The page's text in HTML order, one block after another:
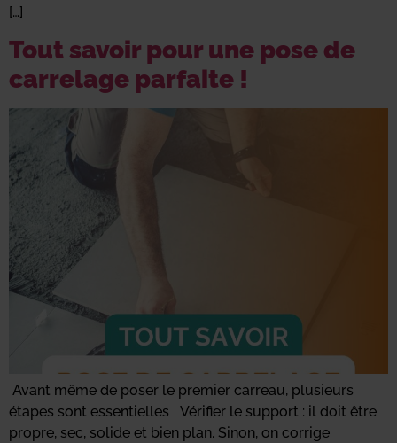
[…]
Tout savoir pour une pose de
carrelage parfaite !
Avant même de poser le premier carreau, plusieurs
étapes sont essentielles Vérifier le support : il doit être
propre, sec, solide et bien plan. Sinon, on corrige